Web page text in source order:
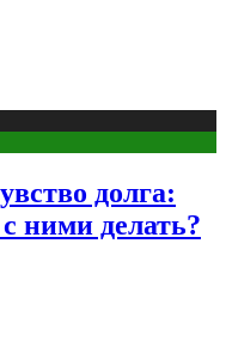
долга:
ними делать?